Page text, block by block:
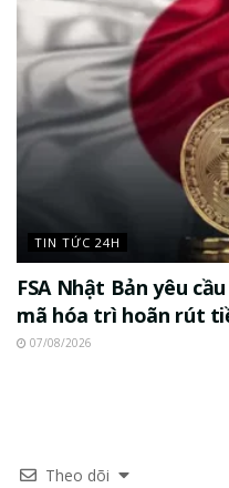
TIN TỨC 24H
FSA Nhật Bản yêu
mã hóa trì hoãn rút
07/08/2026
Theo dõi